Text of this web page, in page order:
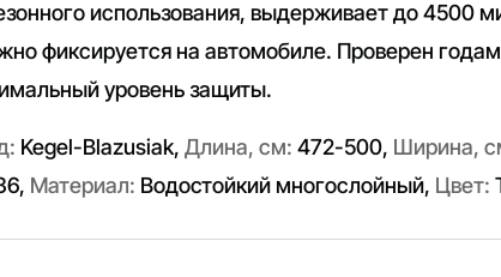
использования, выдерживает до 4500
фиксируется на автомобиле. Проверен
уровень защиты.
Kegel-Blazusiak, Длина, см: 472-500, Ширина,
, Материал: Водостойкий многослойный, Цвет: